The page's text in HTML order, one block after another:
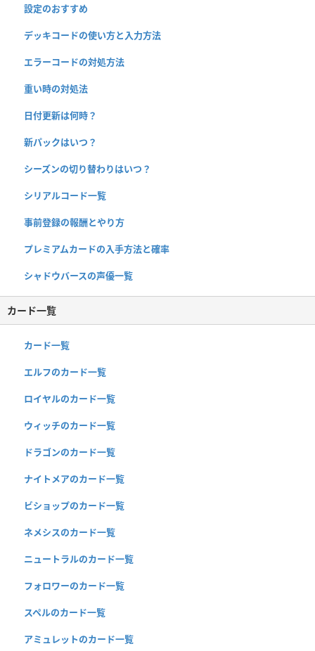
設定のおすすめ
デッキコードの使い方と入力方法
エラーコードの対処方法
重い時の対処法
日付更新は何時？
新パックはいつ？
シーズンの切り替わりはいつ？
シリアルコード一覧
事前登録の報酬とやり方
プレミアムカードの入手方法と確率
シャドウバースの声優一覧
カード一覧
カード一覧
エルフのカード一覧
ロイヤルのカード一覧
ウィッチのカード一覧
ドラゴンのカード一覧
ナイトメアのカード一覧
ビショップのカード一覧
ネメシスのカード一覧
ニュートラルのカード一覧
フォロワーのカード一覧
スペルのカード一覧
アミュレットのカード一覧